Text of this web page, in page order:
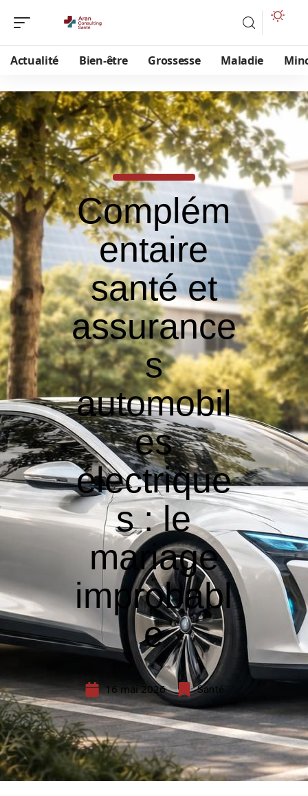
Actualité Bien-être Grossesse Maladie
Complém
entaire
santé et
assurance
s
automobil
es
électrique
s : le
mariage
improbabl
e
16 mai 2026 Santé